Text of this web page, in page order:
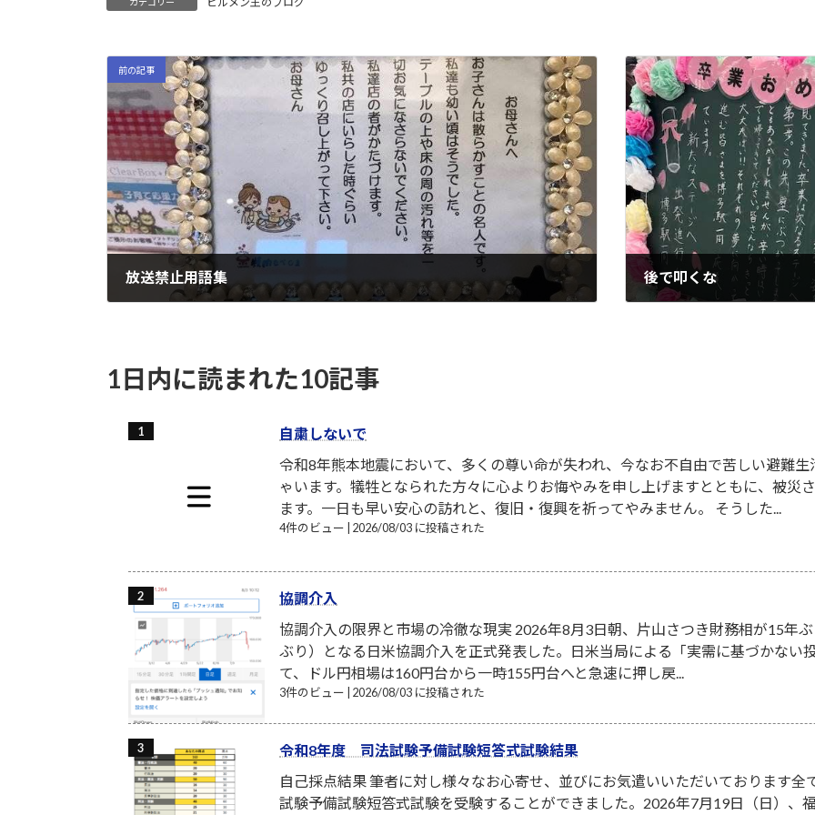
前の記事
放送禁止用語集 後で叩くな
1日内に読まれた10記事
自粛しないで
令和8年熊本地震において、多くの尊い命が失われ、今なお不自由で苦しい避難
ゃいます。犠牲となられた方々に心よりお悔やみを申し上げますとともに、被災
ます。一日も早い安心の訪れと、復旧・復興を祈ってやみません。 そうした...
4件のビュー 2026/08/03 に投稿された
協調介入
協調介入の限界と市場の冷徹な現実 2026年8月3日朝、片山さつき財務相が15年
ぶり）となる日米協調介入を正式発表した。日米当局による「実需に基づかない
て、ドル円相場は160円台から一時155円台へと急速に押し戻...
3件のビュー 2026/08/03 に投稿された
令和8年度 司法試験予備試験短答式試験結果
自己採点結果 筆者に対し様々なお心寄せ、並びにお気遣いいただいております
試験予備試験短答式試験を受験することができました。2026年7月19日（日）、